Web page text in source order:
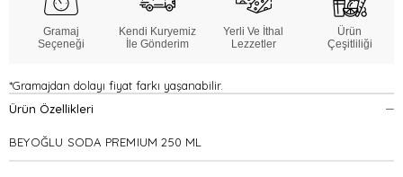
Gramaj
Seçeneği
Kendi Kuryemiz
İle Gönderim
Yerli Ve İthal
Lezzetler
Ürün
Çeşitliliği
*Gramajdan dolayı fiyat farkı yaşanabilir.
Ürün Özellikleri
BEYOĞLU SODA PREMIUM 250 ML